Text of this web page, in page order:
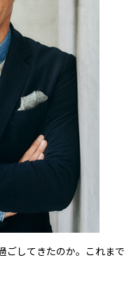
ごしてきたのか。これまで